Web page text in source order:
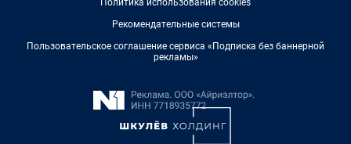
Политика использования cookies
Рекомендательные системы
Пользовательское соглашение сервиса «Подписка без баннерной
рекламы»